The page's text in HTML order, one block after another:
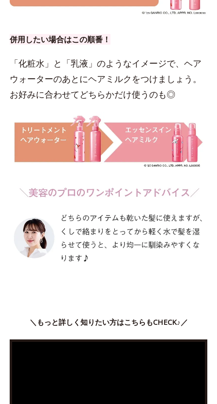
併用したい場合はこの順番！
「化粧水」と「乳液」のようなイメージで、ヘア
ウォーターのあとにヘアミルクをつけましょう。
お好みに合わせてどちらかだけ使うのも◎
＼もっと詳しく知りたい方はこちらもCHECK♪／